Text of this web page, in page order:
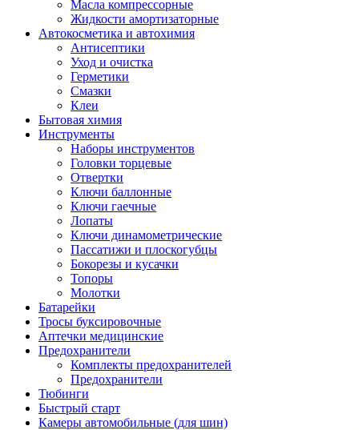
Масла компрессорные
Жидкости амортизаторные
Автокосметика и автохимия
Антисептики
Уход и очистка
Герметики
Смазки
Клеи
Бытовая химия
Инструменты
Наборы инструментов
Головки торцевые
Отвертки
Ключи баллонные
Ключи гаечные
Лопаты
Ключи динамометрические
Пассатижи и плоскогубцы
Бокорезы и кусачки
Топоры
Молотки
Батарейки
Тросы буксировочные
Аптечки медицинские
Предохранители
Комплекты предохранителей
Предохранители
Тюбинги
Быстрый старт
Камеры автомобильные (для шин)